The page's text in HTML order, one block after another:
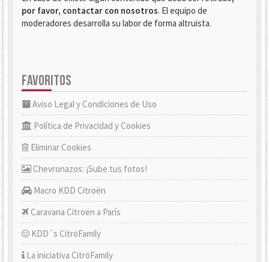
por favor, contactar con nosotros. El equipo de
moderadores desarrolla su labor de forma altruista.
FAVORITOS
Aviso Legal y Condiciones de Uso
Política de Privacidad y Cookies
Eliminar Cookies
Chevronazos: ¡Sube tus fotos!
Macro KDD Citroën
Caravana Citroën a París
KDD´s CitröFamily
La iniciativa CitröFamily